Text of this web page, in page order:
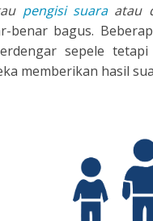
pengisi suaraatau
benar bagus.
sepele
memberikan hasil